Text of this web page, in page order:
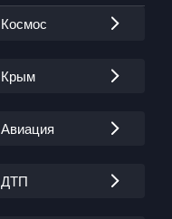
Космос
Крым
Авиация
ДТП